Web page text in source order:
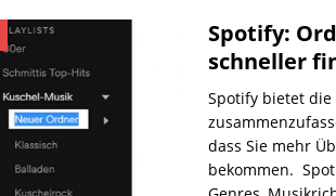
Spotify:
schneller
Spotify bietet
dass Sie mehr
bekommen.